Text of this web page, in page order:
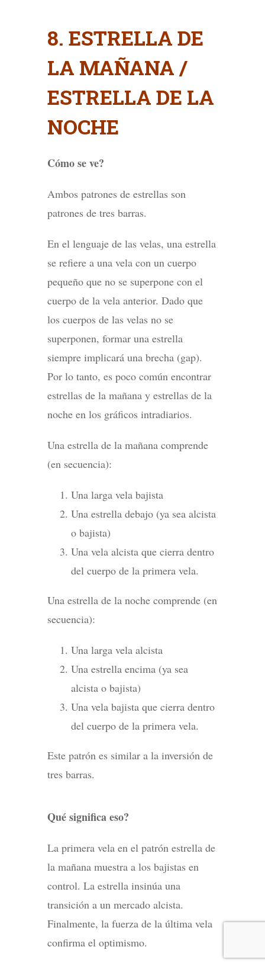
8. ESTRELLA DE
LA MAÑANA /
ESTRELLA DE LA
NOCHE
Cómo se ve?
Ambos patrones de estrellas son
patrones de tres barras.
En el lenguaje de las velas, una estrella
se refiere a una vela con un cuerpo
pequeño que no se superpone con el
cuerpo de la vela anterior. Dado que
los cuerpos de las velas no se
superponen, formar una estrella
siempre implicará una brecha (gap).
Por lo tanto, es poco común encontrar
estrellas de la mañana y estrellas de la
noche en los gráficos intradiarios.
Una estrella de la mañana comprende
(en secuencia):
Una larga vela bajista
Una estrella debajo (ya sea alcista
o bajista)
Una vela alcista que cierra dentro
del cuerpo de la primera vela.
Una estrella de la noche comprende (en
secuencia):
Una larga vela alcista
Una estrella encima (ya sea
alcista o bajista)
Una vela bajista que cierra dentro
del cuerpo de la primera vela.
Este patrón es similar a la inversión de
tres barras.
Qué significa eso?
La primera vela en el patrón estrella de
la mañana muestra a los bajistas en
control. La estrella insinúa una
transición a un mercado alcista.
Finalmente, la fuerza de la última vela
confirma el optimismo.